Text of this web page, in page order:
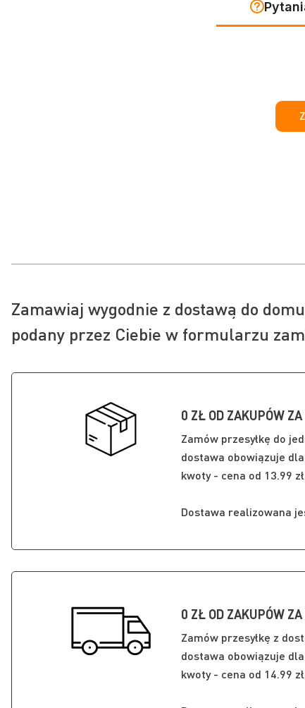
Zamawiaj wygodnie z dostawą do
podany przez Ciebie w formularzu
0 ZŁ OD ZAKUPÓW
Zamów przesyłkę do
dostawa obowiązuje
kwoty - cena od 13.99
Dostawa realizowana
0 ZŁ OD ZAKUPÓW
Zamów przesyłkę z
dostawa obowiązuje
kwoty - cena od 14.99